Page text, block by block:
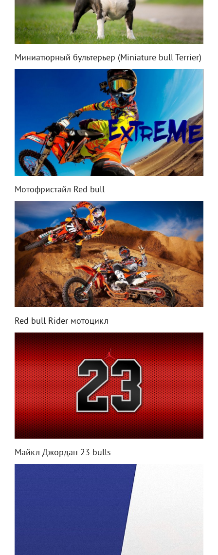
Миниатюрный бультерьер (Miniature bull Terrier)
Мотофристайл Red bull
Red bull Rider мотоцикл
Майкл Джордан 23 bulls